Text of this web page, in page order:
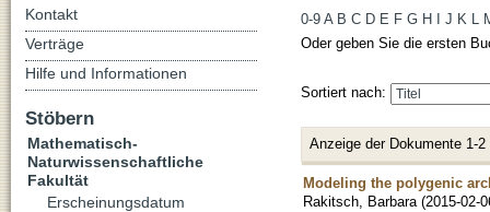
0-9 A B C D E F G H J K L
Oder geben Sie die ersten
Sortiert nach:
Anzeige der Dokumente 1-2
Modeling the polygenic
Rakitsch, Barbara (2015-02-
Kontakt
Verträge
Hilfe und Informationen
Stöbern
Mathematisch-
Naturwissenschaftliche
Fakultät
Erscheinungsdatum